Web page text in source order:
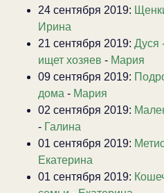
24 сентября 2019:
Ирина
21 сентября 2019: Дуся
ищет хозяев - Мария
09 сентября 2019:
дома - Мария
02 сентября 2019:
- Галина
01 сентября 2019:
Екатерина
01 сентября 2019: